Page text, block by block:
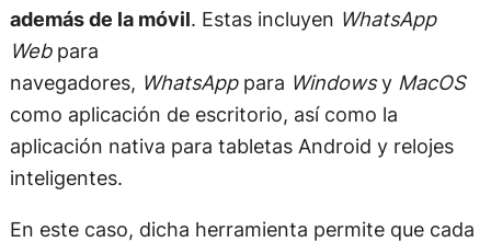
además de la móvil. Estas incluyen WhatsApp
Webpara
navegadores, WhatsApp para Windowsy MacOS
como aplicación de escritorio, así como la
aplicación nativa para tabletas Android y relojes
inteligentes.
En este caso, dicha herramienta permite que cada